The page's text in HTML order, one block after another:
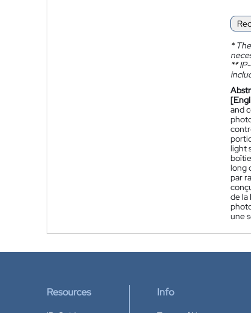
*The
**IP-
and
light
long
par
de la
une
Resources Info